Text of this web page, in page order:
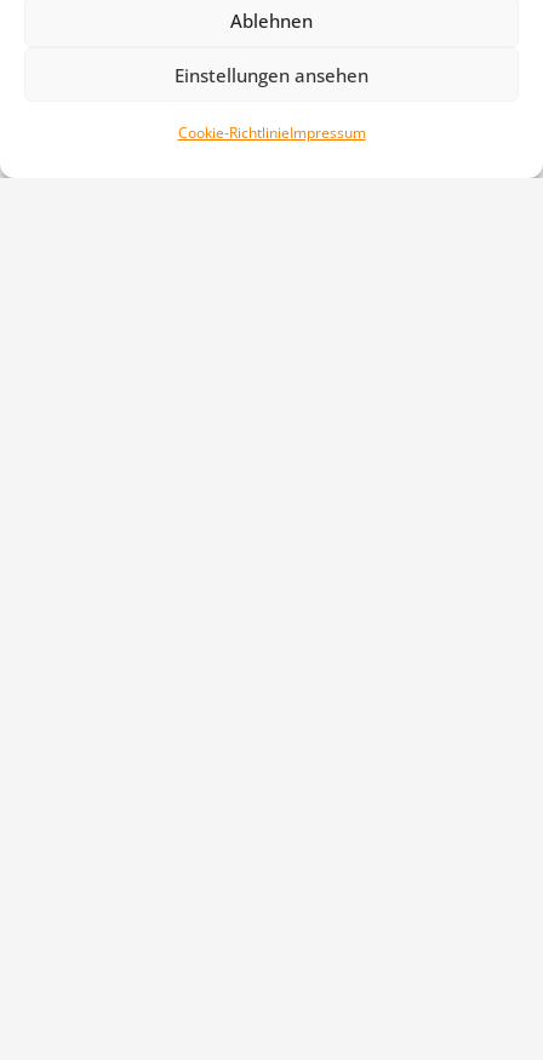
Ablehnen
Einstellungen ansehen
Cookie-RichtlinieImpressum